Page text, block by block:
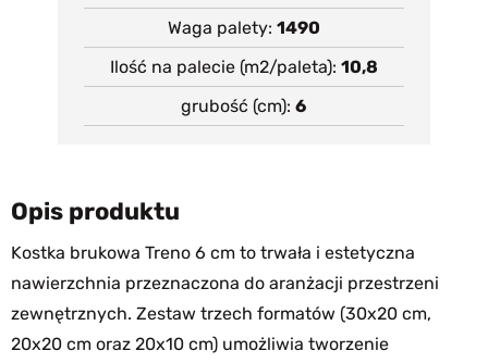
Waga palety 1490
Ilość na palecie (m2/paleta) 10,8
grubość (cm) 6
Opis produktu
Kostka brukowa Treno 6 cm to trwała i estetyczna
nawierzchnia przeznaczona do aranżacji przestrzeni
zewnętrznych. Zestaw trzech formatów (30x20 cm,
20x20 cm oraz 20x10 cm) umożliwia tworzenie